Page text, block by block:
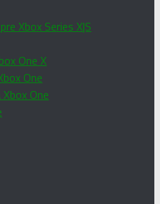
Xbox Series X|S
One X
One
One